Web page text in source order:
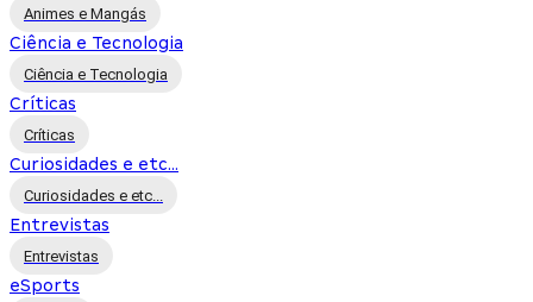
Animes e Mangás
Ciência e Tecnologia
Ciência e Tecnologia
Críticas
Críticas
Curiosidades e etc...
Curiosidades e etc...
Entrevistas
Entrevistas
eSports